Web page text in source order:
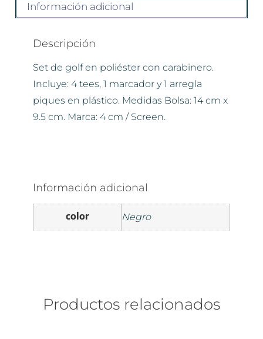
Información adicional
Descripción
Set de golf en poliéster con carabinero.
Incluye: 4 tees, 1 marcador y 1 arregla
piques en plástico. Medidas Bolsa: 14 cm x
9.5 cm. Marca: 4 cm / Screen.
Información adicional
color Negro
Productos relacionados